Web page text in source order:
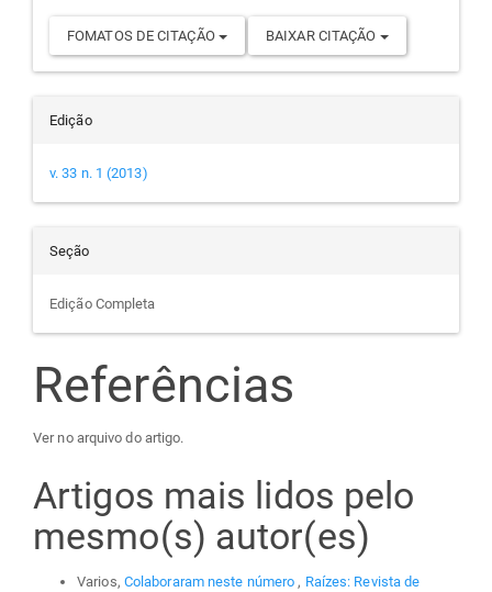
FOMATOS DE CITAÇÃO BAIXAR CITAÇÃO
Edição
v. 33 n. 1 (2013)
Seção
Edição Completa
Referências
Ver no arquivo do artigo.
Artigos mais lidos pelo
mesmo(s) autor(es)
Varios, Colaboraram neste número, Raízes: Revista de